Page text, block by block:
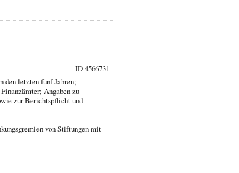
ID 4566731
den letzten fünf Jahren;
Angaben zu
zur Berichtspflicht und
von Stiftungen mit